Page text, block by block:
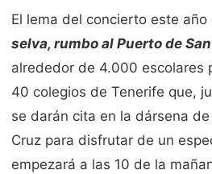
El lema del concierto este año
selva, rumbo al Puerto de
alrededor de 4.000 escolares
40 colegios de Tenerife que,
se darán cita en la dársena
Cruz para disfrutar de un
empezará a las 10 de la